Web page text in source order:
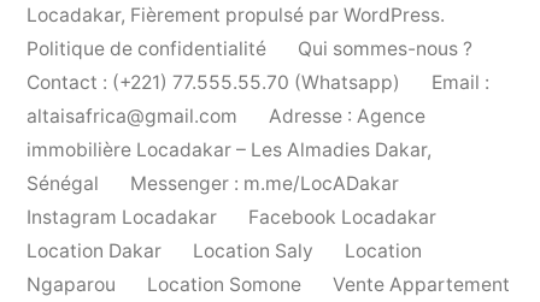
Locadakar, Fièrement propulsé par WordPress.
Politique de confidentialité
Qui sommes-nous ?
Contact : (+221) 77.555.55.70 (Whatsapp)
Email :
altaisafrica@gmail.com
Adresse : Agence
immobilière Locadakar – Les Almadies Dakar,
Sénégal
Messenger : m.me/LocADakar
Instagram Locadakar
Facebook Locadakar
Location Dakar
Location Saly
Location
Ngaparou
Location Somone Vente Appartement